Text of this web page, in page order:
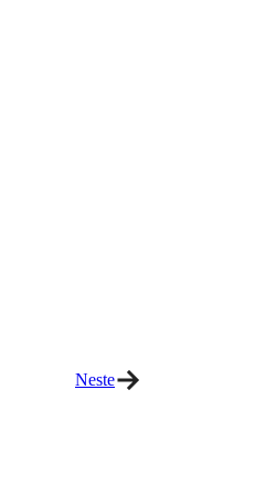
Neste